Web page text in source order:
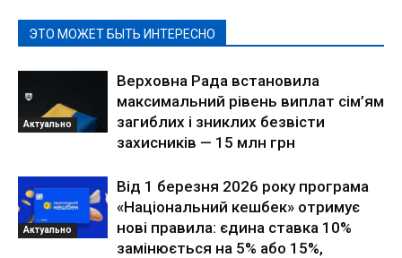
ЭТО МОЖЕТ БЫТЬ ИНТЕРЕСНО
Актуально
Верховна Рада встановила
максимальний рівень виплат сім’ям
загиблих і зниклих безвісти
захисників — 15 млн грн
Актуально
Від 1 березня 2026 року програма
«Національний кешбек» отримує
нові правила: єдина ставка 10%
замінюється на 5% або 15%,